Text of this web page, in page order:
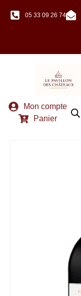
05 33 09 26 74
Mon compte
Panier